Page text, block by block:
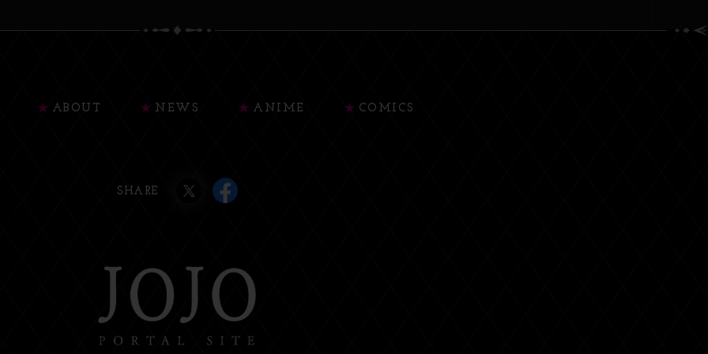
ABOUT NEWS ANIME COMICS
SHARE